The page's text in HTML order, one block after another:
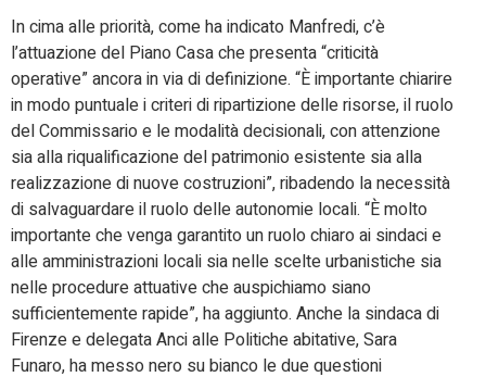
In cima alle priorità, come ha indicato Manfredi, c’è
l’attuazione del Piano Casa che presenta “criticità
operative” ancora in via di definizione. “È importante chiarire
in modo puntuale i criteri di ripartizione delle risorse, il ruolo
del Commissario e le modalità decisionali, con attenzione
sia alla riqualificazione del patrimonio esistente sia alla
realizzazione di nuove costruzioni”, ribadendo la necessità
di salvaguardare il ruolo delle autonomie locali. “È molto
importante che venga garantito un ruolo chiaro ai sindaci e
alle amministrazioni locali sia nelle scelte urbanistiche sia
nelle procedure attuative che auspichiamo siano
sufficientemente rapide”, ha aggiunto. Anche la sindaca di
Firenze e delegata Anci alle Politiche abitative, Sara
Funaro, ha messo nero su bianco le due questioni